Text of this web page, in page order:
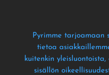
Pyrimme tarjoamaan
tietoa
kuitenkin yleisluontoista,
sisällön